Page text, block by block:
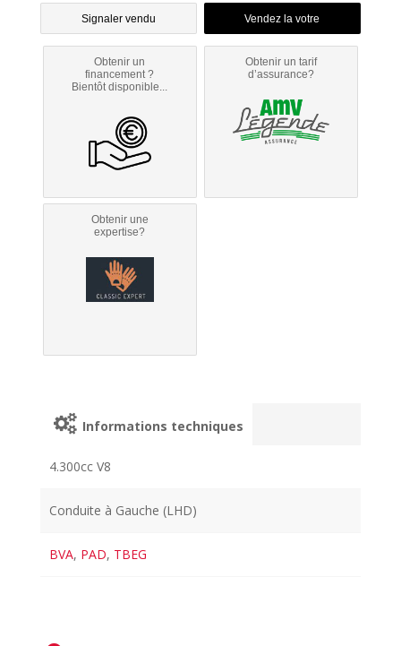
Signaler vendu
Obtenir un
financement ?
Bientôt disponible...
Obtenir un tarif
d’assurance?
Obtenir une
expertise?
Informations techniques
4.300cc V8
Conduite à Gauche (LHD)
BVA, PAD, TBEG